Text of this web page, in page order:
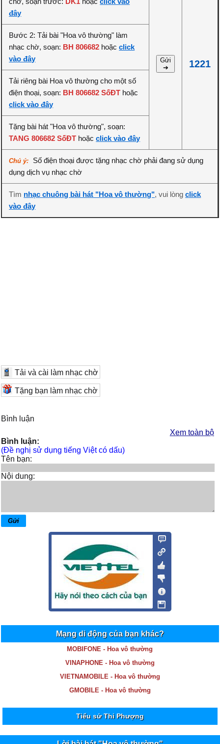
đây
Gửi
➔
1221
Bước 2: Tải bài "Hoa vô thường" làm
nhạc chờ, soạn: BH 806682 hoặcclick
vào đây
Tải riêng bài Hoa vô thường cho một số
điện thoại, soạn: BH 806682 SốĐT hoặc
click vào đây
Tặng bài hát "Hoa vô thường", soạn:
TANG 806682 SốĐT hoặcclick vào đây
Chú ý:
Số điện thoại được tặng nhạc chờ phải đang sử dụng
dụng dịch vụ nhạc chờ
Tìm nhạc chuông bài hát "Hoa vô thường", vui lòngclick
vào đây
Tải và cài làm nhạc chờ
Tặng bạn làm nhạc chờ
Bình luận
Xem toàn bộ
Bình luận:
(Đề nghị sử dụng tiếng Việt có dấu)
Tên bạn:
Nội dung:
Mạng di động của bạn khác?
MOBIFONE - Hoa vô thường
VINAPHONE - Hoa vô thường
VIETNAMOBILE - Hoa vô thường
GMOBILE - Hoa vô thường
Tiểu sử Thi Phượng